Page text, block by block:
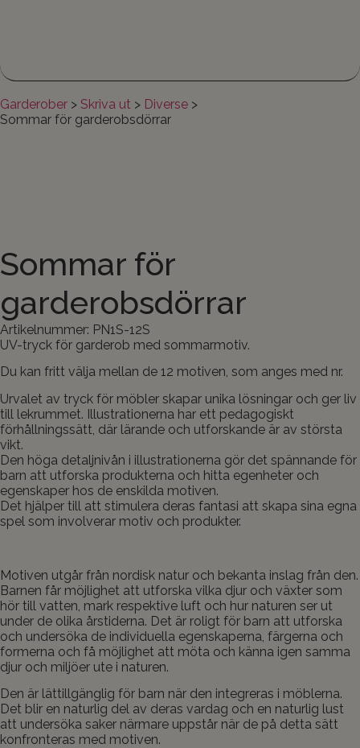
Garderober > Skriva ut > Diverse >
Sommar för garderobsdörrar
Sommar för
garderobsdörrar
Artikelnummer: PN1S-12S
UV-tryck för garderob med sommarmotiv.
Du kan fritt välja mellan de 12 motiven, som anges med nr.
Urvalet av tryck för möbler skapar unika lösningar och ger liv
till lekrummet. Illustrationerna har ett pedagogiskt
förhållningssätt, där lärande och utforskande är av största
vikt.
Den höga detaljnivån i illustrationerna gör det spännande för
barn att utforska produkterna och hitta egenheter och
egenskaper hos de enskilda motiven.
Det hjälper till att stimulera deras fantasi att skapa sina egna
spel som involverar motiv och produkter.
Motiven utgår från nordisk natur och bekanta inslag från den.
Barnen får möjlighet att utforska vilka djur och växter som
hör till vatten, mark respektive luft och hur naturen ser ut
under de olika årstiderna. Det är roligt för barn att utforska
och undersöka de individuella egenskaperna, färgerna och
formerna och få möjlighet att möta och känna igen samma
djur och miljöer ute i naturen.
Den är lättillgänglig för barn när den integreras i möblerna.
Det blir en naturlig del av deras vardag och en naturlig lust
att undersöka saker närmare uppstår när de på detta sätt
konfronteras med motiven.